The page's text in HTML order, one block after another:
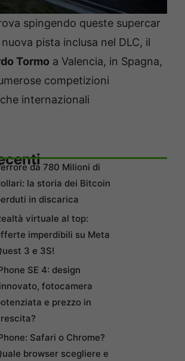
spingendo queste supercar
pista inclusa nel DLC, il
Tormo a Valencia, in Spagna,
competizioni
internazionali
da 780 Milioni di
la storia dei Bitcoin
in discarica
virtuale al top:
imperdibili su Meta
3 e 3S!
SE 4: design
fotocamera
e prezzo in
Safari o Chrome?
browser scegliere e